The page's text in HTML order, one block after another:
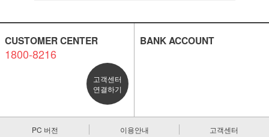
CUSTOMER CENTER
1800-8216
고객센터
연결하기
BANK ACCOUNT
PC 버전 이용안내 고객센터